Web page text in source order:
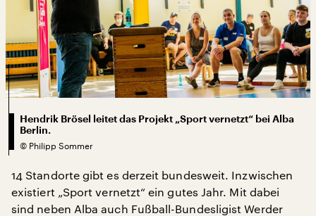
Hendrik Brösel leitet das Projekt „Sport vernetzt“ bei Alba
Berlin.
© Philipp Sommer
14 Standorte gibt es derzeit bundesweit. Inzwischen
existiert „Sport vernetzt“ ein gutes Jahr. Mit dabei
sind neben Alba auch Fußball-Bundesligist Werder